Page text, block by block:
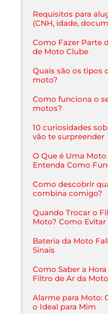
Requisitos para
(CNH, idade,
Como Fazer Parte
de Moto Clube
Quais são os tipos
moto?
Como funciona o
motos?
10 curiosidades
vão te surpreender
O Que é Uma Moto
Entenda Como
Como descobrir
combina comigo?
Quando Trocar o
Moto? Como Evitar
Bateria da Moto
Sinais
Como Saber a
Filtro de Ar da
Alarme para Moto:
o Ideal para Mim